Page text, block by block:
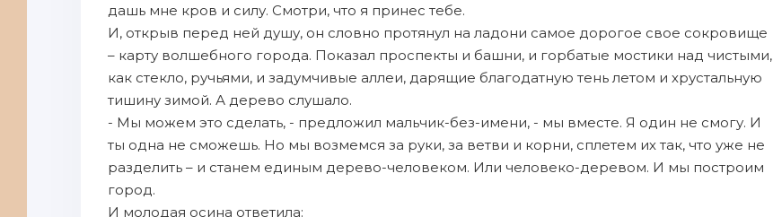
дашь мне кров и силу. Смотри, что я принес тебе.
И, открыв перед ней душу, он словно протянул на ладони самое дорогое свое сокровище
– карту волшебного города. Показал проспекты и башни, и горбатые мостики над чистыми,
как стекло, ручьями, и задумчивые аллеи, дарящие благодатную тень летом и хрустальную
тишину зимой. А дерево слушало.
- Мы можем это сделать, - предложил мальчик-без-имени, - мы вместе. Я один не смогу. И
ты одна не сможешь. Но мы возмемся за руки, за ветви и корни, сплетем их так, что уже не
разделить – и станем единым дерево-человеком. Или человеко-деревом. И мы построим
город.
И молодая осина ответила: